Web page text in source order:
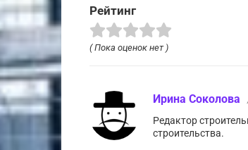
Рейтинг
( Пока оценок нет )
Ирина Соколова
Редактор
строительства.